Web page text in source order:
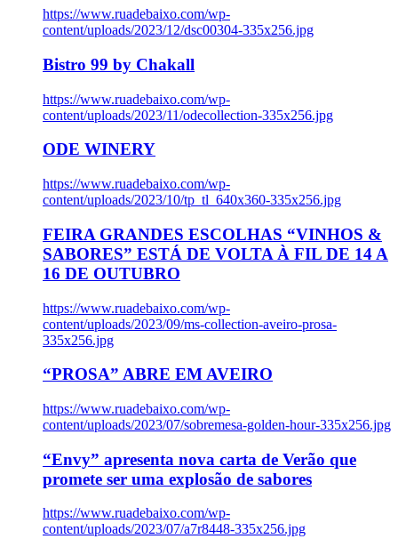
https://www.ruadebaixo.com/wp-
content/uploads/2023/12/dsc00304-335x256.jpg
Bistro 99 by Chakall
https://www.ruadebaixo.com/wp-
content/uploads/2023/11/odecollection-335x256.jpg
ODE WINERY
https://www.ruadebaixo.com/wp-
content/uploads/2023/10/tp_tl_640x360-335x256.jpg
FEIRA GRANDES ESCOLHAS “VINHOS &
SABORES” ESTÁ DE VOLTA À FIL DE 14 A
16 DE OUTUBRO
https://www.ruadebaixo.com/wp-
content/uploads/2023/09/ms-collection-aveiro-prosa-
335x256.jpg
“PROSA” ABRE EM AVEIRO
https://www.ruadebaixo.com/wp-
content/uploads/2023/07/sobremesa-golden-hour-335x256.jpg
“Envy” apresenta nova carta de Verão que
promete ser uma explosão de sabores
https://www.ruadebaixo.com/wp-
content/uploads/2023/07/a7r8448-335x256.jpg